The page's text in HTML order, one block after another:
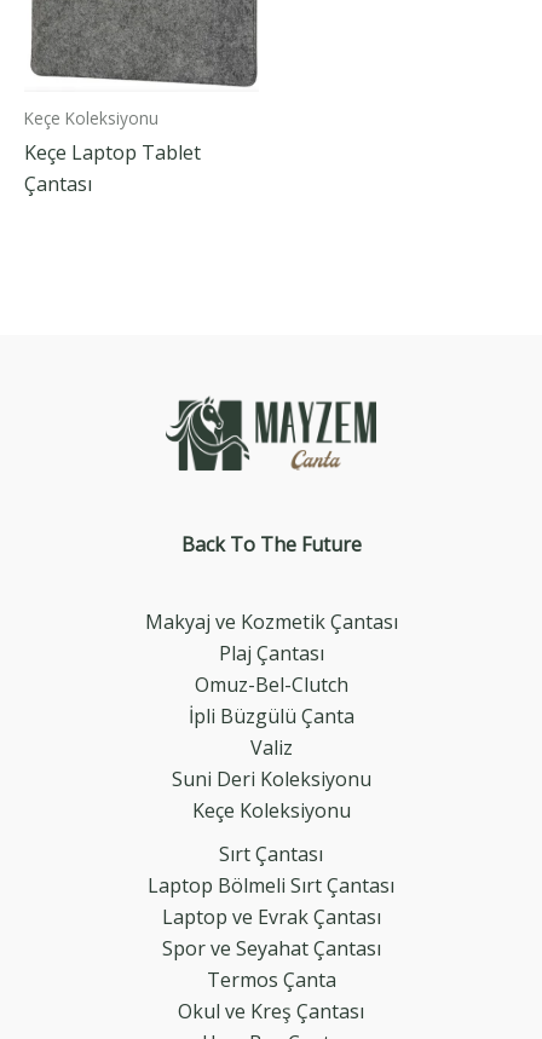
Keçe Koleksiyonu
Keçe Laptop Tablet
Çantası
Back To The Future
Makyaj ve Kozmetik Çantası
Plaj Çantası
Omuz-Bel-Clutch
İpli Büzgülü Çanta
Valiz
Suni Deri Koleksiyonu
Keçe Koleksiyonu
Sırt Çantası
Laptop Bölmeli Sırt Çantası
Laptop ve Evrak Çantası
Spor ve Seyahat Çantası
Termos Çanta
Okul ve Kreş Çantası